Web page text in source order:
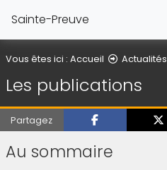
Sainte-Preuve
Vous êtes ici : Accueil Actualités
Les publications
Partagez
Au sommaire